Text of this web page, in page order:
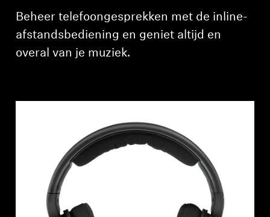
Beheer telefoongesprekken met de inline-
afstandsbediening en geniet altijd en
overal van je muziek.